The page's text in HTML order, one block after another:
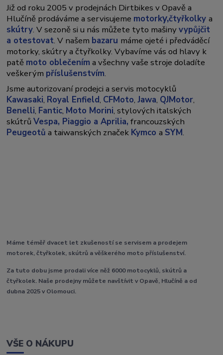
Již od roku 2005 v prodejnách Dirtbikes v Opavě a
Hlučíně prodáváme a servisujeme motorky,čtyřkolkya
skútry. V sezoně si u nás můžete tyto mašinyvypůjčit
a otestovat. V našem bazaru máme ojeté i předváděcí
motorky, skútry a čtyřkolky. Vybavíme vás od hlavy k
patě moto oblečením a všechny vaše stroje doladíte
veškerým příslušenstvím.
Jsme autorizovaní prodejci a servis motocyklů
Kawasaki, Royal Enfield, CFMoto,Jawa, QJMotor,
Benelli, Fantic, Moto Morini, stylových italských
skútrůVespa, Piaggio a Aprilia, francouzských
Peugeotů a taiwanských značek Kymcoa SYM.
Máme téměř dvacet let zkušeností se servisem a prodejem
motorek, čtyřkolek, skútrů a věškerého moto příslušenství.
Za tuto dobu jsme prodali více něž 6000 motocyklů, skútrů a
čtyřkolek. Naše prodejny můžete navštívit v Opavě, Hlučíně a od
dubna 2025 v Olomouci.
VŠE O NÁKUPU